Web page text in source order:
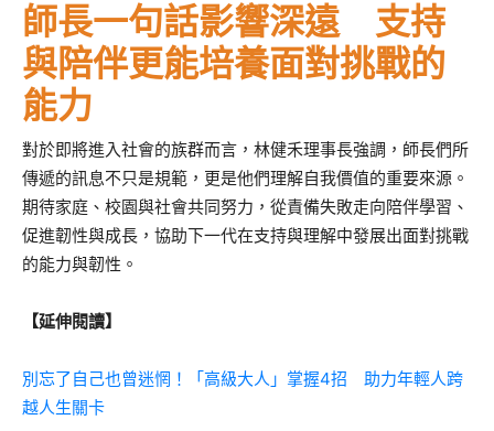
師長一句話影響深遠 支持
與陪伴更能培養面對挑戰的
能力
對於即將進入社會的族群而言，林健禾理事長強調，師長們所
傳遞的訊息不只是規範，更是他們理解自我價值的重要來源。
期待家庭、校園與社會共同努力，從責備失敗走向陪伴學習、
促進韌性與成長，協助下一代在支持與理解中發展出面對挑戰
的能力與韌性。
【延伸閱讀】
別忘了自己也曾迷惘！「高級大人」掌握4招 助力年輕人跨
越人生關卡